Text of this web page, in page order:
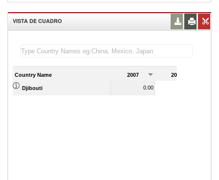
VISTA DE CUADRO
Country Name 2007 2008
Djibouti 0.00